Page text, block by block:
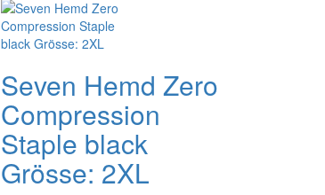
Seven Hemd Zero
Compression
Staple black
Grösse: 2XL